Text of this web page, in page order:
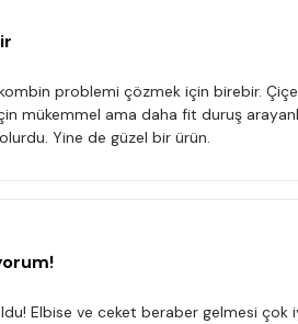
problemi çözmek için birebir.
mükemmel ama daha fit duruş
Yine de güzel bir ürün.
oldu! Elbise ve ceket beraber gelmesi